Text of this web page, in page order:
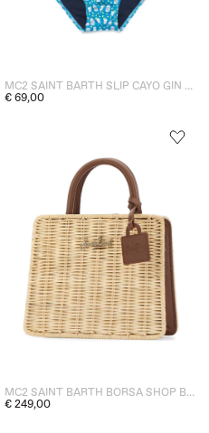
MC2 SAINT BARTH SLIP CAYO GIN UOMO BLU
€ 69,00
MC2 SAINT BARTH BORSA SHOP BAG MINI DONNA BEIGE
€ 249,00